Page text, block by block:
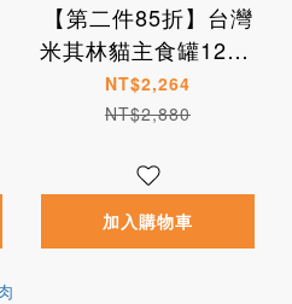
【第二件85折】台灣
米其林貓主食罐12入/
箱(165g/罐)
NT$2,264
NT$2,880
加入購物車